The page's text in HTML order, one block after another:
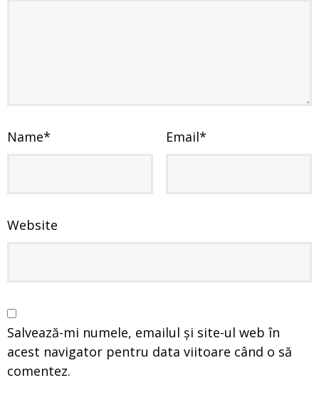
Name* Email*
Website
Salvează-mi numele, emailul și site-ul web în
acest navigator pentru data viitoare când o să
comentez.